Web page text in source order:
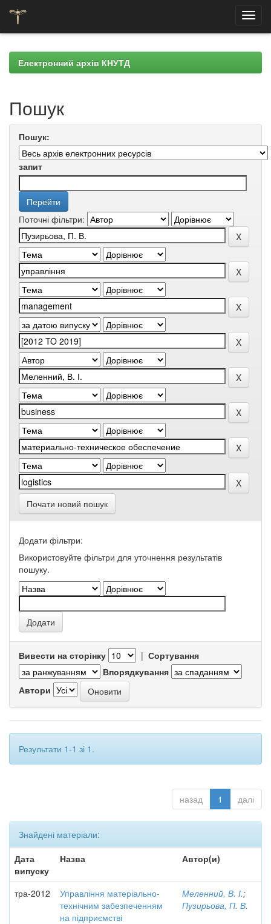
navigationЕлектронний архів КНУТД
Пошук
Пошук:
запит
Поточні фільтри:
Почати новий пошук
Додати фільтри:
Використовуйте фільтри для уточнення результатів
пошуку.
Вивести на сторінку | Сортування
Впорядкування
Автори
Результати 1-1 зі 1.
назад 1 далі
Знайдені матеріали:
Дата
випуску
Назва Автор(и)
тра-2012
Управління матеріально-
технічним забезпеченням
на підприємстві
Меленний, В. І.;
Пузирьова, П. В.